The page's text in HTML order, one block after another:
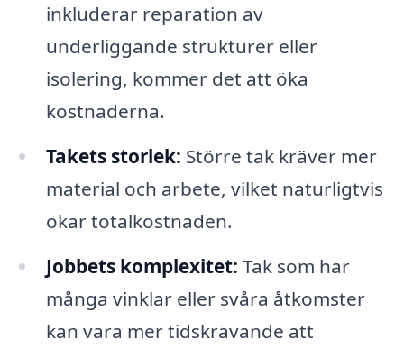
inkluderar reparation av
underliggande strukturer eller
isolering, kommer det att öka
kostnaderna.
Takets storlek: Större tak kräver mer
material och arbete, vilket naturligtvis
ökar totalkostnaden.
Jobbets komplexitet: Tak som har
många vinklar eller svåra åtkomster
kan vara mer tidskrävande att